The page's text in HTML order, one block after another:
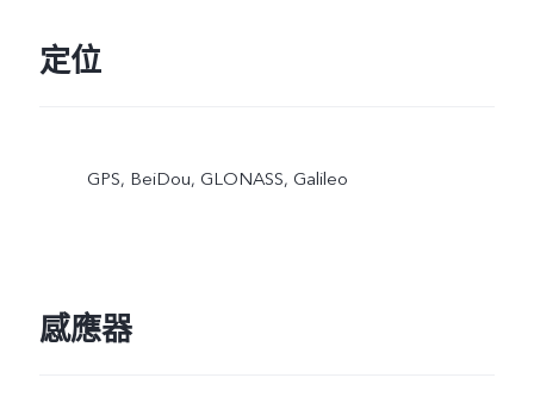
定位
GPS, BeiDou, GLONASS, Galileo
感應器